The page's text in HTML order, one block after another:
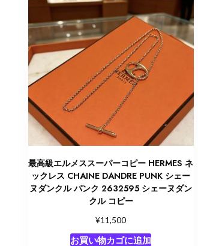
最高級エルメススーパーコピー HERMES ネ
ックレス CHAINE DANDRE PUNK シェー
ヌダンクル パンク 2632595 シェーヌダン
クル コピー
¥11,500
お買い物カゴに追加